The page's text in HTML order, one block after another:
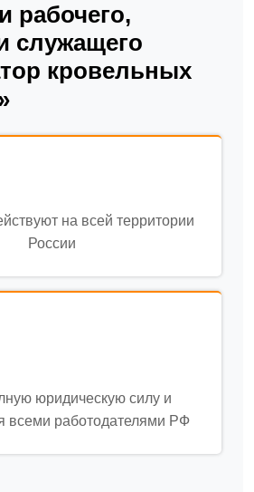
рабочего,
служащего
кровельных
на всей территории
России
юридическую силу и
всеми работодателями РФ